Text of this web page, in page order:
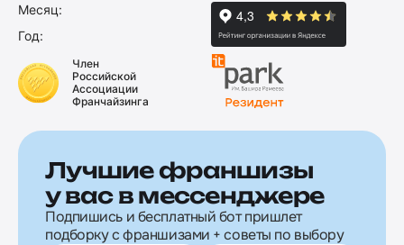
Месяц:
Год:
Член
Российской
Ассоциации
Франчайзинга
Лучшие франшизы
у вас в мессенджере
Подпишись и бесплатный бот пришлет
подборку с франшизами + советы по выбору